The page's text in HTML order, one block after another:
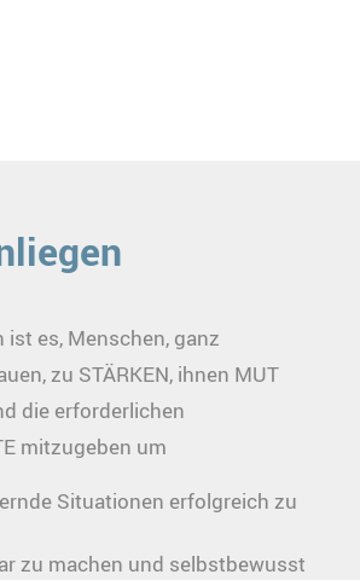
ist es, Menschen, ganz
zu STÄRKEN, ihnen MUT
die erforderlichen
mitzugeben um
Situationen erfolgreich zu
zu machen und selbstbewusst